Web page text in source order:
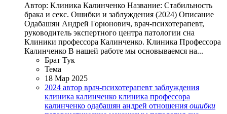
Автор: Клиника Калинченко Название: Стабильность
брака и секс. Ошибки и заблуждения (2024) Описание
Одабашян Андрей Горюнович, врач-психотерапевт,
руководитель экспертного центра патологии сна
Клиники профессора Калинченко. Клиника Профессора
Калинченко В нашей работе мы основываемся на...
Брат Тук
Тема
18 Мар 2025
2024 автор врач-психотерапевт заблуждения
клиника калинченко клиника профессора
калинченко одабашян андрей отношения ошибки